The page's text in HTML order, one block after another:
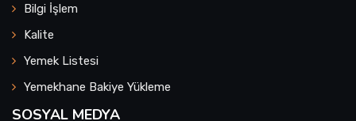
Bilgi İşlem
Kalite
Yemek Listesi
Yemekhane Bakiye Yükleme
SOSYAL MEDYA